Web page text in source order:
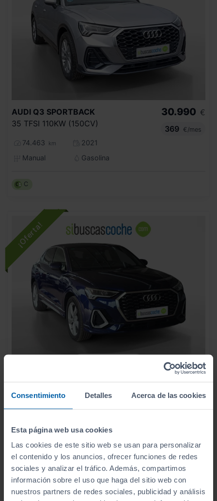
Consentimiento Detalles Acerca de las cookies
Esta página web usa cookies
Las cookies de este sitio web se usan para personalizar
el contenido y los anuncios, ofrecer funciones de redes
sociales y analizar el tráfico. Además, compartimos
información sobre el uso que haga del sitio web con
nuestros partners de redes sociales, publicidad y análisis
AUDI Q3 SPORTBACK
35 TFSI 110KW (150CV)
74.463 km
2021
Manual
Gasolina
30.990 €
369
€/mes
C
S LINE 35 TDI 110KW (150CV)
32.990 €
31.990 €
C